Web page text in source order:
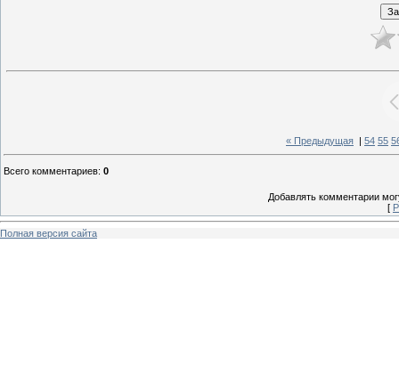
« Предыдущая 54 55
Всего комментариев: 0
Добавлять комментарии
[
Полная версия сайта